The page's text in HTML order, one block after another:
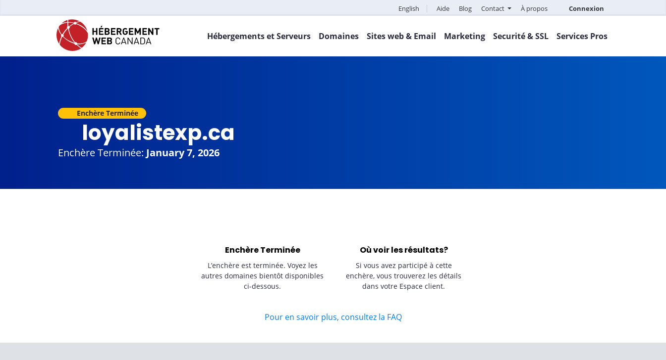
English Aide Blog Contact À propos Connexion
Hébergements et Serveurs Domaines Sites web & Email Marketing Securité & SSL Services Pros
Enchère Terminée
loyalistexp.ca
Enchère Terminée: January 7, 2026
Enchère Terminée
L’enchère est terminée. Voyez les
autres domaines bientôt disponibles
ci-dessous.
Où voir les résultats?
Si vous avez participé à cette
enchère, vous trouverez les détails
dans votre Espace client.
Pour en savoir plus, consultez la FAQ